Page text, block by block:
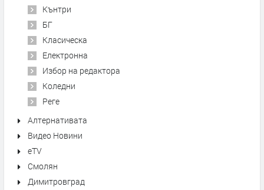
Кънтри
БГ
Класическа
Електронна
Избор на редактора
Коледни
Реге
Алтернативата
Видео Новини
eTV
Смолян
Димитровград